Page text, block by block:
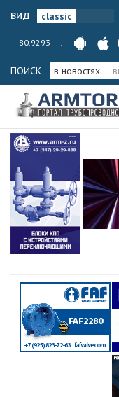
вид
— 80.9293
ПОИСК в новостях